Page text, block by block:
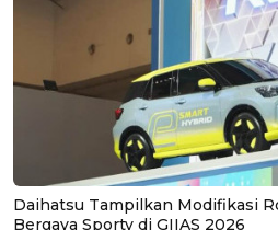
Daihatsu Tampilkan Modifikasi
Bergaya Sporty di GIIAS 2026